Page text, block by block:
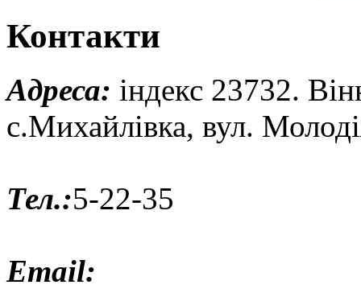
Контакти
Адреса: індекс 23732.
с.Михайлівка, вул.
Тел.:5-22-35
Email: